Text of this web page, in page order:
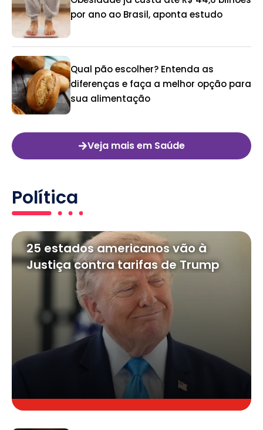
por ano ao Brasil, aponta estudo
Qual pão escolher? Entenda as
diferenças e faça a melhor opção para
sua alimentação
Veja mais em Saúde
Política
25 estados americanos vão à
Justiça contra tarifas de Trump